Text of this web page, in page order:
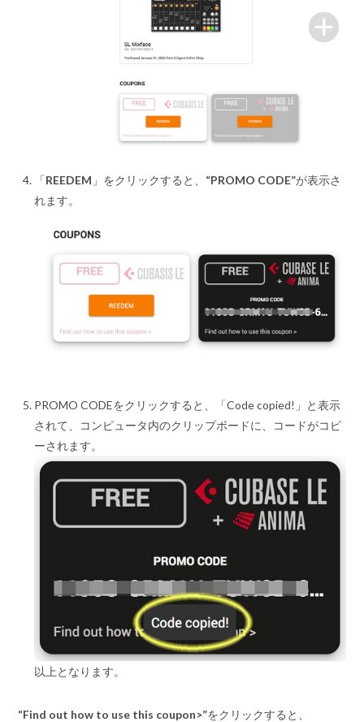
「REEDEM 」をクリックすると、 “PROMO CODE”が表示さ
れます。
PROMO CODEをクリックすると、「Code copied!」と表示
されて、コンピュータ内のクリップボードに、コードがコピ
ーされます。
以上となります。
“Find out how to use this coupon>”をクリックすると、